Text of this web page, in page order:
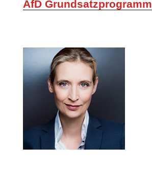
AfD Grundsatzprogramm